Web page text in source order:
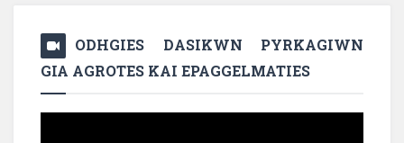
ODHGIES DASIKWN PYRKAGIWN
GIA AGROTES KAI EPAGGELMATIES